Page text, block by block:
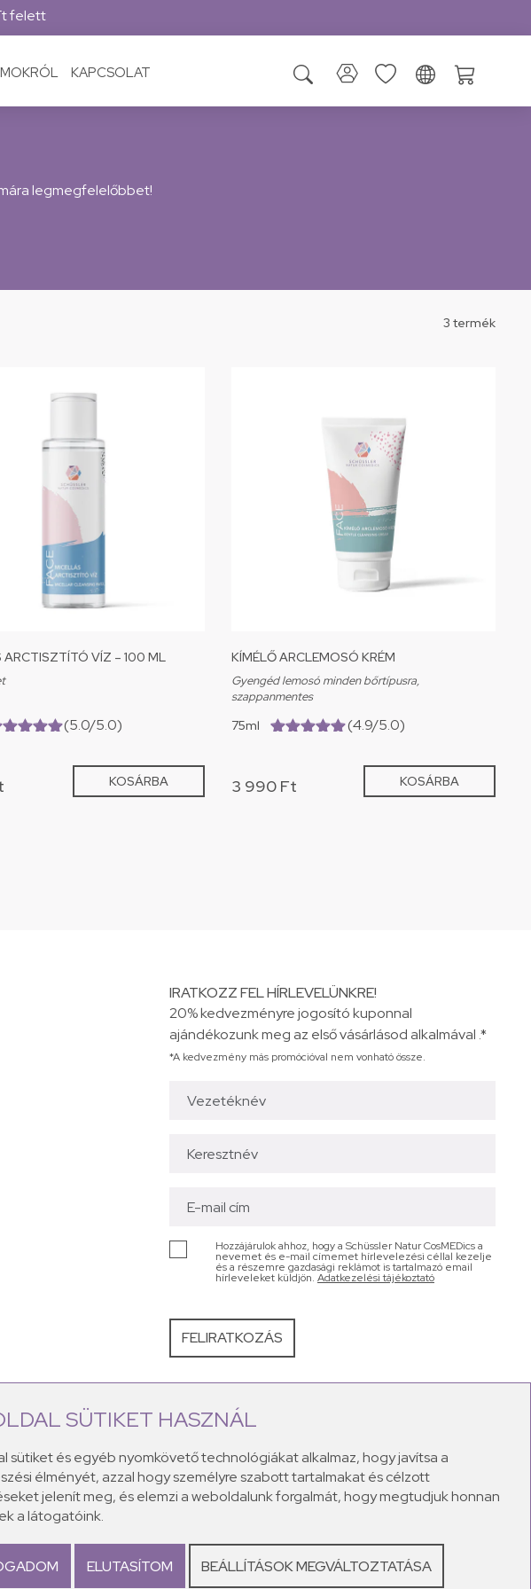
SÜTIKET HASZNÁL
sütiket és egyéb nyomkövető technológiákat alkalmaz, hogy javítsa a
élményét, azzal hogy személyre szabott tartalmakat és célzott
jelenít meg, és elemzi a weboldalunk forgalmát, hogy megtudjuk honnan
a látogatóink.
ELUTASÍTOM BEÁLLÍTÁSOK MEGVÁLTOZTATÁSA
felett
KAPCSOLAT
legmegfelelőbbet!
3 termék
ARCTISZTÍTÓ VÍZ – 100 ML
KOSÁRBA
(5.0/5.0)
KÍMÉLŐ ARCLEMOSÓ KRÉM
Gyengéd lemosó minden bőrtípusra,
szappanmentes
KOSÁRBA
75ml
(4.9/5.0)
3 990 Ft
IRATKOZZ FEL HÍRLEVELÜNKRE!
20% kedvezményre jogosító kuponnal
ajándékozunk meg az első vásárlásod alkalmával .*
*A kedvezmény más promócióval nem vonható össze.
Hozzájárulok ahhoz, hogy a Schüssler Natur CosMEDics a
nevemet és e-mail címemet hírlevelezési céllal kezelje
és a részemre gazdasági reklámot is tartalmazó email
hírleveleket küldjön. Adatkezelési tájékoztató
a leggyakoribb bőrproblémákra kínálnak megoldást: legyen szó
készítésekor. A Schüssler natúr krémek a maximális kényeztetés
egészséges, élettel teli lesz!
– info@schusslerkozmetikumok.hu